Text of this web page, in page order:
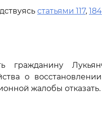
статьями 117, 184
гражданину
о
жалобы отказать.